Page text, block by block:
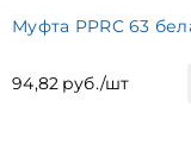
Муфта PPRC 63
94,82 руб./шт